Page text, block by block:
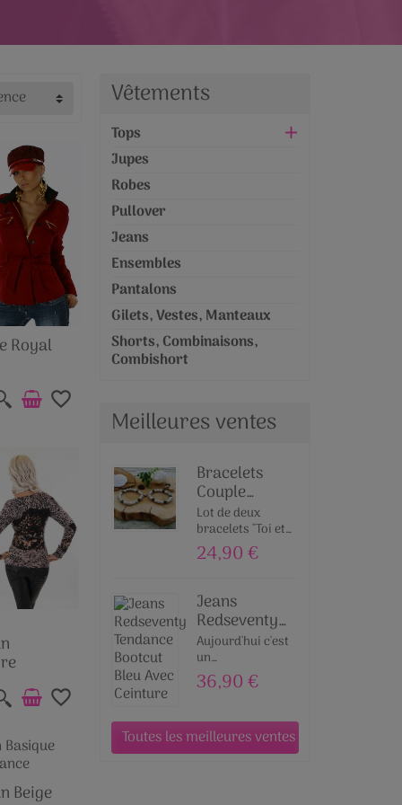
Royal
favorite_border
favorite_border
Beige
Vêtements
Tops
Jupes
Robes
Pullover
Jeans
Ensembles
Pantalons
Gilets, Vestes, Manteaux
Shorts, Combinaisons,
Combishort
Meilleures ventes
Bracelets
Couple
Magnétique
Pierres
Naturelles
Lot de deux
bracelets "Toi et
Moi" aimantés en
pierres naturelles
Labradorite. Une
idée cadeau
originale à
partager avec
votre moitié ou
tout simplement
avec un être cher.
24,90 €
Jeans
Redseventy
Tendance
Bootcut
Aujourd'hui c'est
un
incontournable
qui vous est
Net. Celui que
vous attendez
toutes pour être
36,90 €
Toutes les meilleures ventes